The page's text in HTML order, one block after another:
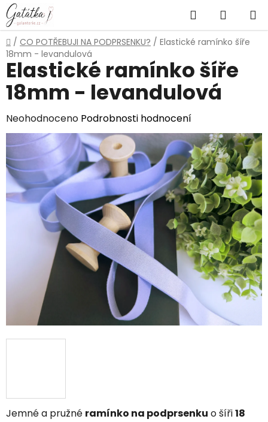
Přejít
na
obsah
Hledat
KOŠÍK
Domů
/ CO POTŘEBUJI NA PODPRSENKU? / Elastické ramínko šíře
18mm - levandulová
Jemné a pružné ramínko na podprsenku o šíři18
Elastické ramínko šíře
18mm - levandulová
Průměrné
hodnocení
produktu
je
0,0
z
hvězdiček.
Neohodnoceno Podrobnosti hodnocení